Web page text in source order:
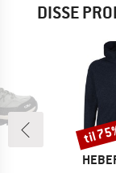
DISSE
Rabat
til